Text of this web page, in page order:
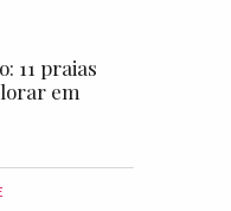
11 praias
em